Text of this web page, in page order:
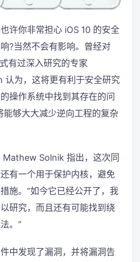
你非常担心 iOS 10 的安全
?当然不会有影响。曾经对
有过深入研究的专家
为，这将更有利于安全研究
操作系统中找到其存在的问
能够大大减少逆向工程的复杂
Solnik 指出，这次同
有一个用于保护内核，避免
施。“如今它已经公开了，我
研究，而且还有可能找到绕
。”
发现了漏洞，并将漏洞告